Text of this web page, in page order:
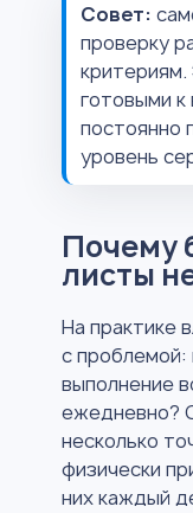
Совет:
проверку
готовыми к
постоянно
уровень
Почему
листы
На практике
с проблемой:
выполнение
ежедневно?
несколько
физически
них каждый